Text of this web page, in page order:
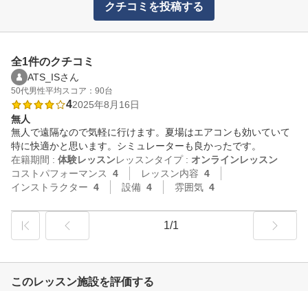
クチコミを投稿する
全1件のクチコミ
ATS_ISさん
50代男性平均スコア：90台
42025年8月16日
無人
無人で遠隔なので気軽に行けます。夏場はエアコンも効いていて
特に快適かと思います。シミュレーターも良かったです。
在籍期間 : 体験レッスンレッスンタイプ : オンラインレッスン
コストパフォーマンス
4 レッスン内容 4
インストラクター 4 設備 4 雰囲気 4
1/1
このレッスン施設を評価する